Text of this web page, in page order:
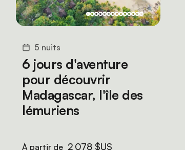
5 nuits
6 jours d'aventure
pour découvrir
Madagascar, l'île des
lémuriens
À partir de 2 078 $US